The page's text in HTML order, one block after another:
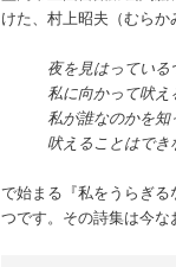
けた、村上昭夫（むらか
夜を見はってい
私に向かって吠え
私が誰なのかを知
吠えることはでき
で始まる『私をうらぎ
つです。その詩集は今な